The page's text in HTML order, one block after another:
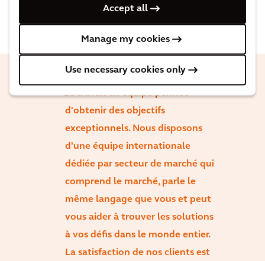
Accept all
Manage my cookies
Use necessary cookies only
Le travail en équipe permet
d'obtenir des objectifs
exceptionnels. Nous disposons
d'une équipe internationale
dédiée par secteur de marché qui
comprend le marché, parle le
même langage que vous et peut
vous aider à trouver les solutions
à vos défis dans le monde entier.
La satisfaction de nos clients est